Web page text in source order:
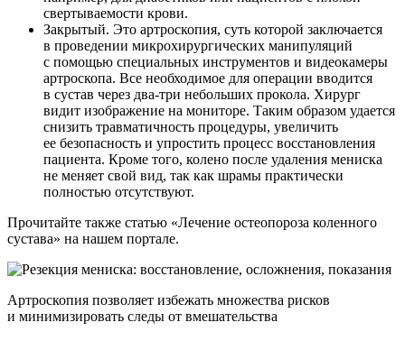
свертываемости крови.
Закрытый. Это артроскопия, суть которой заключается
в проведении микрохирургических манипуляций
с помощью специальных инструментов и видеокамеры
артроскопа. Все необходимое для операции вводится
в сустав через два-три небольших прокола. Хирург
видит изображение на мониторе. Таким образом удается
снизить травматичность процедуры, увеличить
ее безопасность и упростить процесс восстановления
пациента. Кроме того, колено после удаления мениска
не меняет свой вид, так как шрамы практически
полностью отсутствуют.
Прочитайте также статью «Лечение остеопороза коленного
сустава» на нашем портале.
Артроскопия позволяет избежать множества рисков
и минимизировать следы от вмешательства